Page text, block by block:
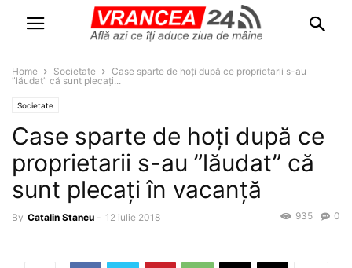
Home Societate
Case sparte de hoți după ce proprietarii s-au
”lăudat” că sunt plecați...
Societate
Case sparte de hoți după ce
proprietarii s-au ”lăudat” că
sunt plecați în vacanță
By Catalin Stancu - 12 iulie 2018 0
935